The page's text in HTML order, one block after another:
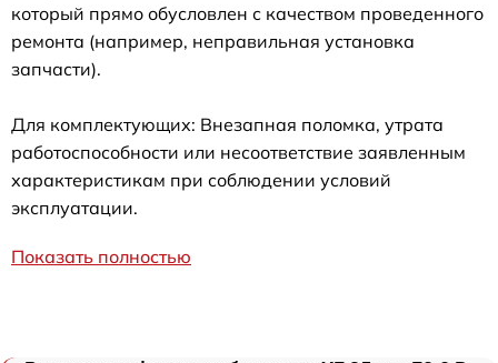
который прямо обусловлен с качеством проведенного
ремонта (например, неправильная установка
запчасти).
Для комплектующих: Внезапная поломка, утрата
работоспособности или несоответствие заявленным
характеристикам при соблюдении условий
эксплуатации.
Показать полностью